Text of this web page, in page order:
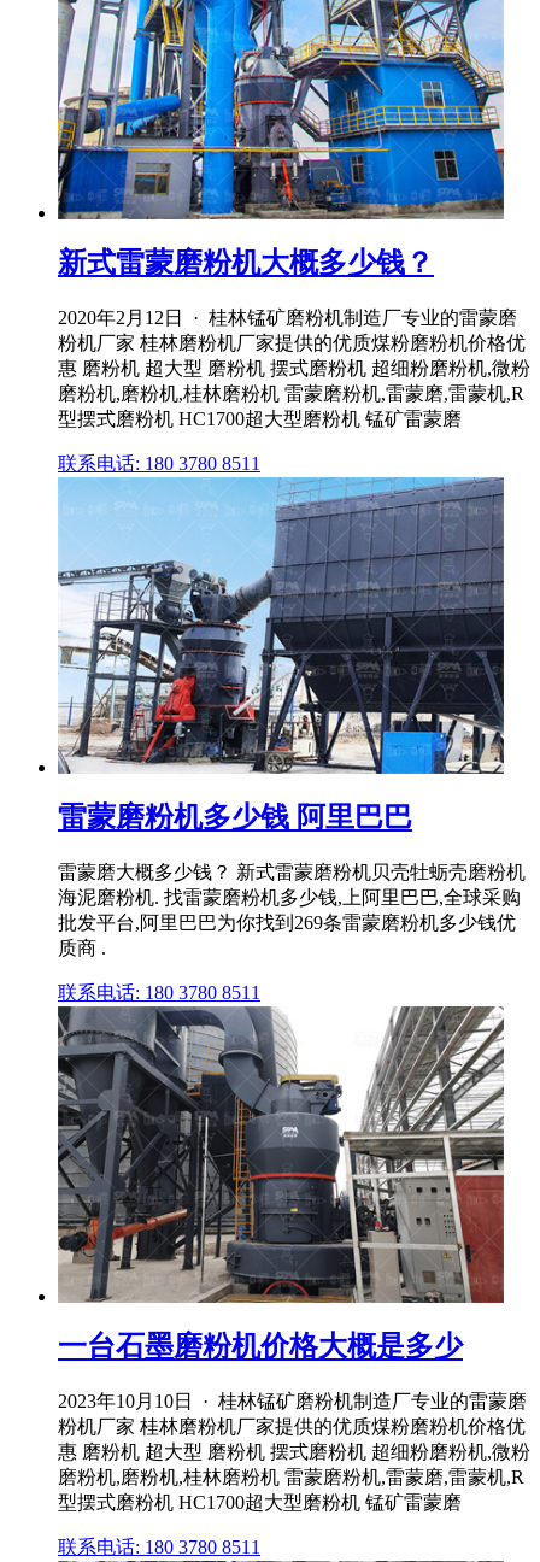
新式雷蒙磨粉机大概多少钱？
2020年2月12日 · 桂林锰矿磨粉机制造厂专业的雷蒙磨
粉机厂家 桂林磨粉机厂家提供的优质煤粉磨粉机价格优
惠 磨粉机 超大型 磨粉机 摆式磨粉机 超细粉磨粉机,微粉
磨粉机,磨粉机,桂林磨粉机 雷蒙磨粉机,雷蒙磨,雷蒙机,R
型摆式磨粉机 HC1700超大型磨粉机 锰矿雷蒙磨
联系电话: 180 3780 8511
雷蒙磨粉机多少钱 阿里巴巴
雷蒙磨大概多少钱？ 新式雷蒙磨粉机贝壳牡蛎壳磨粉机
海泥磨粉机. 找雷蒙磨粉机多少钱,上阿里巴巴,全球采购
批发平台,阿里巴巴为你找到269条雷蒙磨粉机多少钱优
质商 .
联系电话: 180 3780 8511
一台石墨磨粉机价格大概是多少
2023年10月10日 · 桂林锰矿磨粉机制造厂专业的雷蒙磨
粉机厂家 桂林磨粉机厂家提供的优质煤粉磨粉机价格优
惠 磨粉机 超大型 磨粉机 摆式磨粉机 超细粉磨粉机,微粉
磨粉机,磨粉机,桂林磨粉机 雷蒙磨粉机,雷蒙磨,雷蒙机,R
型摆式磨粉机 HC1700超大型磨粉机 锰矿雷蒙磨
联系电话: 180 3780 8511